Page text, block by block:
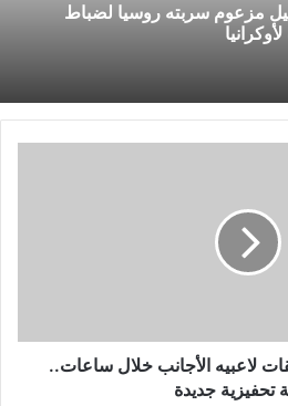
مزعوم سربته روسيا لضباط
لاعبيه الأجانب خلال ساعات..
تحفيزية جديدة